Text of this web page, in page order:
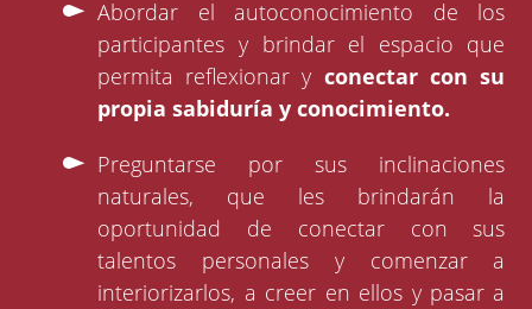
Abordar el autoconocimiento de los
participantes y brindar el espacio que
permita reflexionar y conectar con su
propia sabiduría y conocimiento.
Preguntarse por sus inclinaciones
naturales, que les brindarán la
oportunidad de conectar con sus
talentos personales y comenzar a
interiorizarlos, a creer en ellos y pasar a